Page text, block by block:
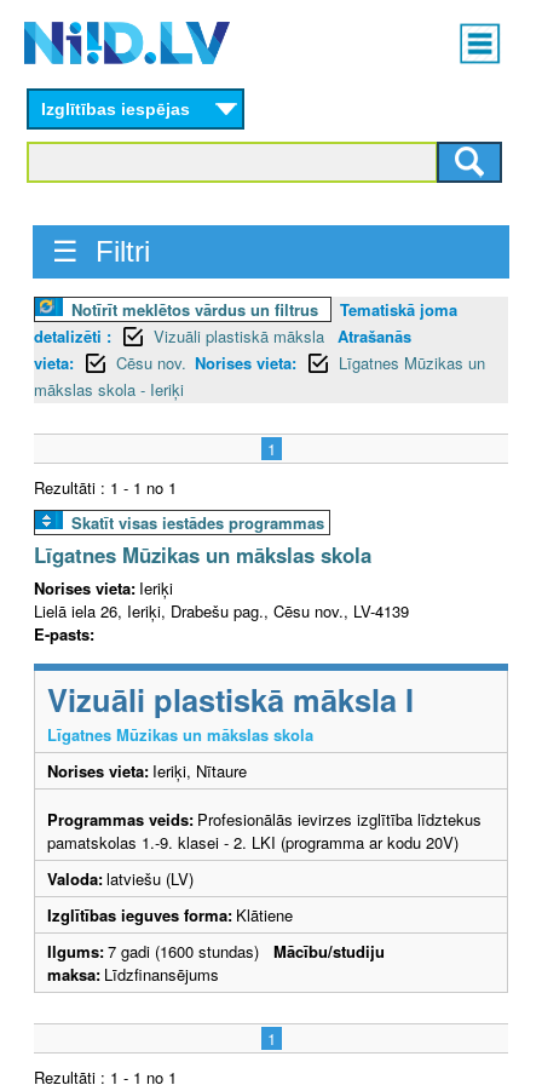
content
Main
menu
Izglītības iespējas
☰ Filtri
Notīrīt meklētos vārdus un filtrus
Tematiskā joma
detalizēti :
Vizuāli plastiskā māksla Atrašanās
vieta:
Cēsu nov. Norises vieta:
Līgatnes Mūzikas un
mākslas skola - Ieriķi
1
Rezultāti : 1 - 1 no 1
Skatīt visas iestādes programmas
Līgatnes Mūzikas un mākslas skola
Norises vieta: Ieriķi
Lielā iela 26, Ieriķi, Drabešu pag., Cēsu nov., LV-4139
E-pasts:
Vizuāli plastiskā māksla I
Līgatnes Mūzikas un mākslas skola
Norises vieta: Ieriķi, Nītaure
Programmas veids: Profesionālās ievirzes izglītība līdztekus
pamatskolas 1.-9. klasei - 2. LKI (programma ar kodu 20V)
Valoda:latviešu (LV)
Izglītības ieguves forma: Klātiene
Ilgums:7 gadi (1600 stundas) Mācību/studiju
maksa: Līdzfinansējums
1
Rezultāti : 1 - 1 no 1